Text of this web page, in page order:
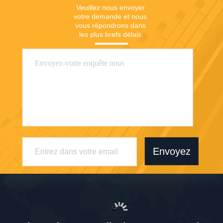
Veuillez nous envoyer
votre demande et nous
vous répondrons dans
les plus brefs délais.
Envoyez